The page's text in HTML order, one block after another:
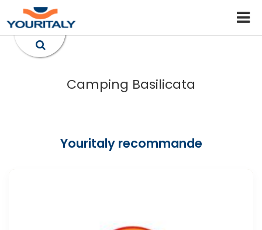
Camping Basilicata
Youritaly recommande